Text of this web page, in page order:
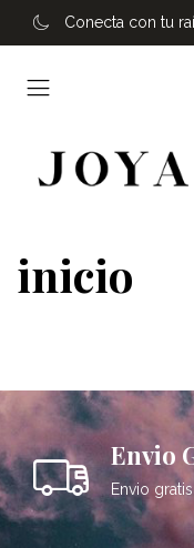
Conecta con tu
inicio
Envio
Envio